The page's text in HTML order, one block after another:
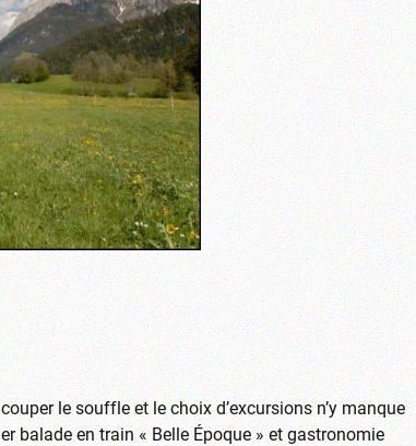
le souffle et le choix d’excursions n’y manque
balade en train « Belle Époque » et gastronomie